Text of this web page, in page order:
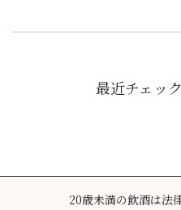
最近チェッ
20歳未満の飲酒は法